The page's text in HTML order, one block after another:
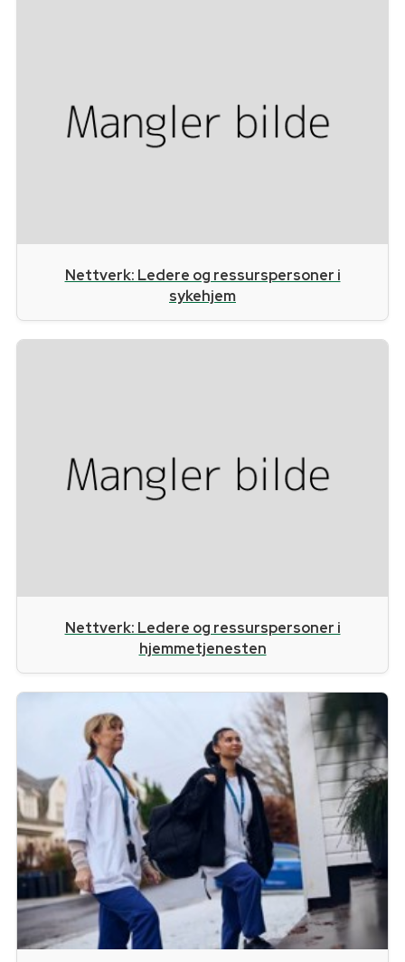
Nettverk: Ledere og ressurspersoner i
sykehjem
Nettverk: Ledere og ressurspersoner i
hjemmetjenesten